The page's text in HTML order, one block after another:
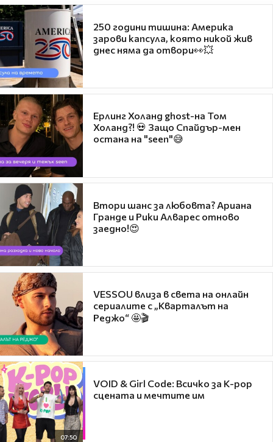
250 години тишина: Америка
зарови капсула, която никой жив
днес няма да отвори👀💥
Ерлинг Холанд ghost-на Том
Холанд?! 💀 Защо Спайдър-мен
остана на "seen"😅
Втори шанс за любовта? Ариана
Гранде и Рики Алварес отново
заедно!😍
VESSOU влиза в света на онлайн
сериалите с „Кварталът на
Реджо“ 🤩🎬
07:50
VOID & Girl Code: Всичко за K-pop
сцената и мечтите им